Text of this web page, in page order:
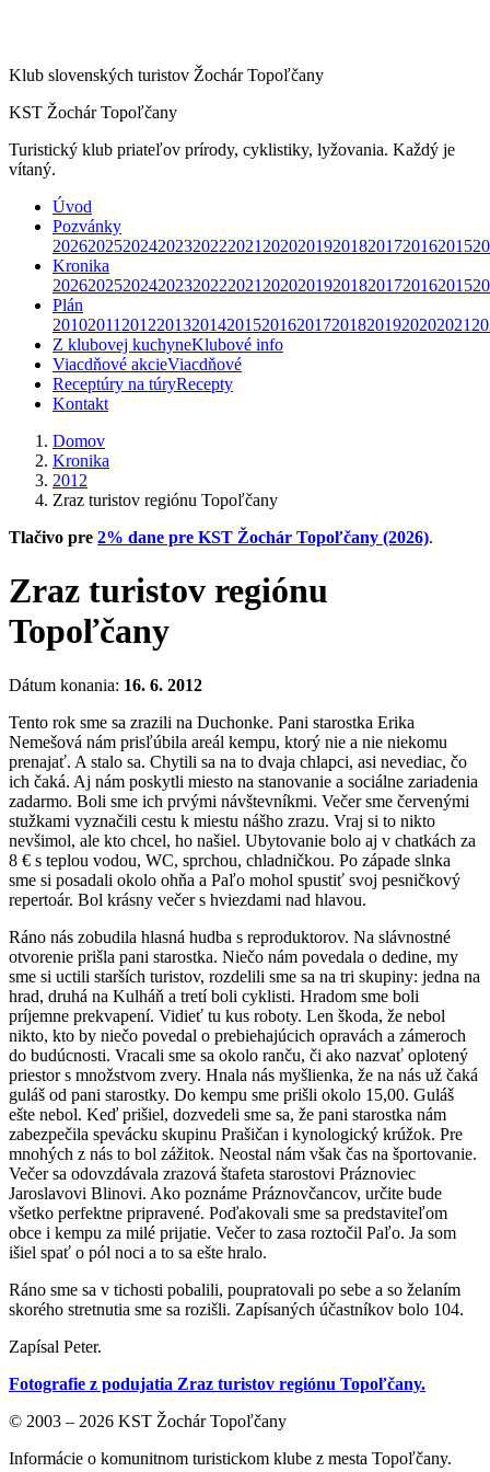
Klub slovenských turistov Žochár Topoľčany
KST Žochár Topoľčany
Turistický klub priateľov prírody, cyklistiky, lyžovania. Každý je
vítaný.
Úvod
Pozvánky
202620252024202320222021 202020192018201720162015
Kronika
202620252024202320222021 202020192018201720162015
Plán
20102011 2012201320142015201620172018201920202021
Z klubovej kuchyneKlubové info
Viacdňové akcieViacdňové
Receptúry na túryRecepty
Kontakt
Domov
Kronika
2012
Zraz turistov regiónu Topoľčany
Tlačivo pre 2% dane pre KST Žochár Topoľčany (2026).
Zraz turistov regiónu
Topoľčany
Dátum konania: 16. 6. 2012
Tento rok sme sa zrazili na Duchonke. Pani starostka Erika
Nemešová nám prisľúbila areál kempu, ktorý nie a nie niekomu
prenajať. A stalo sa. Chytili sa na to dvaja chlapci, asi nevediac, čo
ich čaká. Aj nám poskytli miesto na stanovanie a sociálne zariadenia
zadarmo. Boli sme ich prvými návštevníkmi. Večer sme červenými
stužkami vyznačili cestu k miestu nášho zrazu. Vraj si to nikto
nevšimol, ale kto chcel, ho našiel. Ubytovanie bolo aj v chatkách za
8 € s teplou vodou, WC, sprchou, chladničkou. Po západe slnka
sme si posadali okolo ohňa a Paľo mohol spustiť svoj pesničkový
repertoár. Bol krásny večer s hviezdami nad hlavou.
Ráno nás zobudila hlasná hudba s reproduktorov. Na slávnostné
otvorenie prišla pani starostka. Niečo nám povedala o dedine, my
sme si uctili starších turistov, rozdelili sme sa na tri skupiny: jedna na
hrad, druhá na Kulháň a tretí boli cyklisti. Hradom sme boli
príjemne prekvapení. Vidieť tu kus roboty. Len škoda, že nebol
nikto, kto by niečo povedal o prebiehajúcich opravách a zámeroch
do budúcnosti. Vracali sme sa okolo ranču, či ako nazvať oplotený
priestor s množstvom zvery. Hnala nás myšlienka, že na nás už čaká
guláš od pani starostky. Do kempu sme prišli okolo 15,00. Guláš
ešte nebol. Keď prišiel, dozvedeli sme sa, že pani starostka nám
zabezpečila spevácku skupinu Prašičan i kynologický krúžok. Pre
mnohých z nás to bol zážitok. Neostal nám však čas na športovanie.
Večer sa odovzdávala zrazová štafeta starostovi Práznoviec
Jaroslavovi Blinovi. Ako poznáme Práznovčancov, určite bude
všetko perfektne pripravené. Poďakovali sme sa predstaviteľom
obce i kempu za milé prijatie. Večer to zasa roztočil Paľo. Ja som
išiel spať o pól noci a to sa ešte hralo.
Ráno sme sa v tichosti pobalili, poupratovali po sebe a so želaním
skorého stretnutia sme sa rozišli. Zapísaných účastníkov bolo 104.
Zapísal Peter.
Fotografie z podujatia Zraz turistov regiónu Topoľčany.
© 2003 – 2026 KST Žochár Topoľčany
Informácie o komunitnom turistickom klube z mesta Topoľčany.